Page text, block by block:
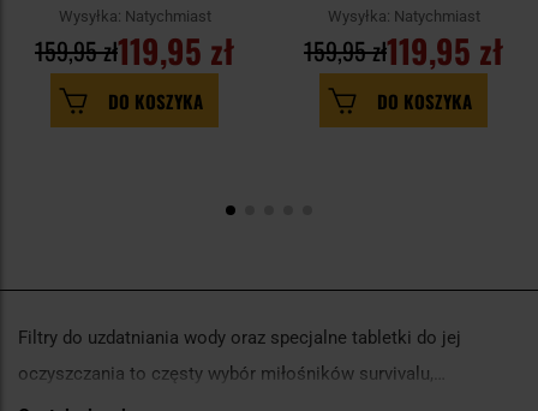
Wysyłka: Natychmiast
119,95 zł
159,95 zł
DO KOSZYKA
Wysyłka: Natychmiast
119,95 zł
159,95 zł
DO KOSZYKA
Filtry do uzdatniania wody oraz specjalne tabletki do jej
oczyszczania to częsty wybór miłośników survivalu,